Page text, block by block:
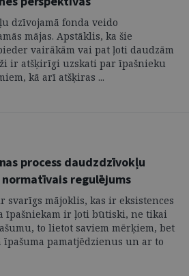
dzīvojamā fonda veido
mājas. Apstāklis, ka šie
vairākām vai pat ļoti daudzām
ir atšķirīgi uzskati par īpašnieku
kā arī atšķiras ...
process daudzdzīvokļu
regulējums
svarīgs mājoklis, kas ir eksistences
īpašniekam ir ļoti būtiski, ne tikai
to lietot saviem mērķiem, bet
pamatjēdzienus un ar to